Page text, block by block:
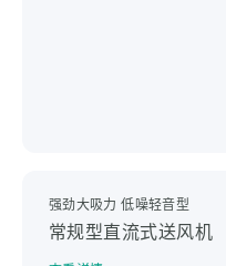
强劲大吸力 低噪轻音型
常规型直流式送风机